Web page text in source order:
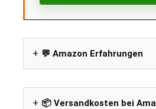
💬 Amazon Erfahrungen
📦 Versandkosten bei